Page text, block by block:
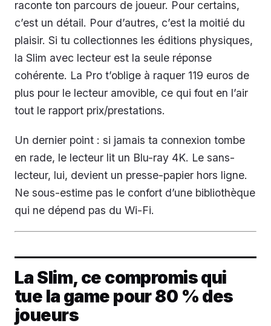
raconte ton parcours de joueur. Pour certains,
c’est un détail. Pour d’autres, c’est la moitié du
plaisir. Si tu collectionnes les éditions physiques,
la Slim avec lecteur est la seule réponse
cohérente. La Pro t’oblige à raquer 119 euros de
plus pour le lecteur amovible, ce qui fout en l’air
tout le rapport prix/prestations.
Un dernier point : si jamais ta connexion tombe
en rade, le lecteur lit un Blu-ray 4K. Le sans-
lecteur, lui, devient un presse-papier hors ligne.
Ne sous-estime pas le confort d’une bibliothèque
qui ne dépend pas du Wi-Fi.
La Slim, ce compromis qui
tue la game pour 80 % des
joueurs